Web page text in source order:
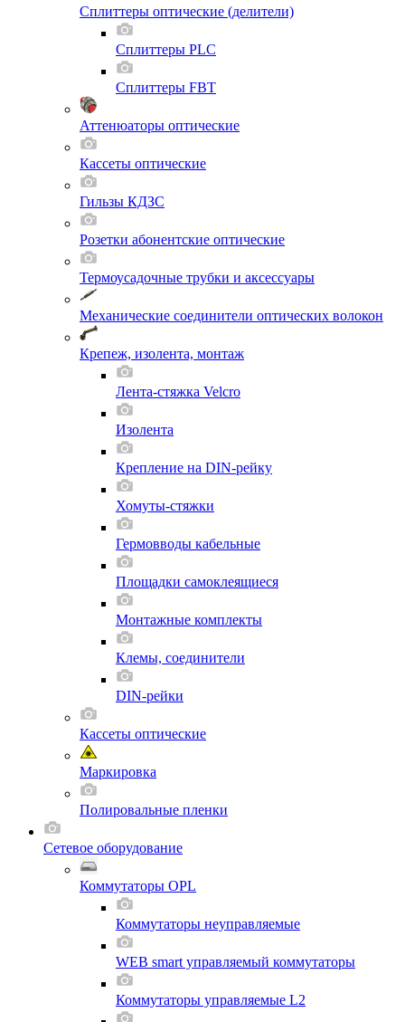
Сплиттеры оптические (делители)
Сплиттеры PLC
Сплиттеры FBT
Аттенюаторы оптические
Кассеты оптические
Гильзы КДЗС
Розетки абонентские оптические
Термоусадочные трубки и аксессуары
Механические соединители оптических волокон
Крепеж, изолента, монтаж
Лента-стяжка Velcro
Изолента
Крепление на DIN-рейку
Хомуты-стяжки
Гермовводы кабельные
Площадки самоклеящиеся
Монтажные комплекты
Клемы, соединители
DIN-рейки
Кассеты оптические
Маркировка
Полировальные пленки
Сетевое оборудование
Коммутаторы OPL
Коммутаторы неуправляемые
WEB smart управляемый коммутаторы
Коммутаторы управляемые L2